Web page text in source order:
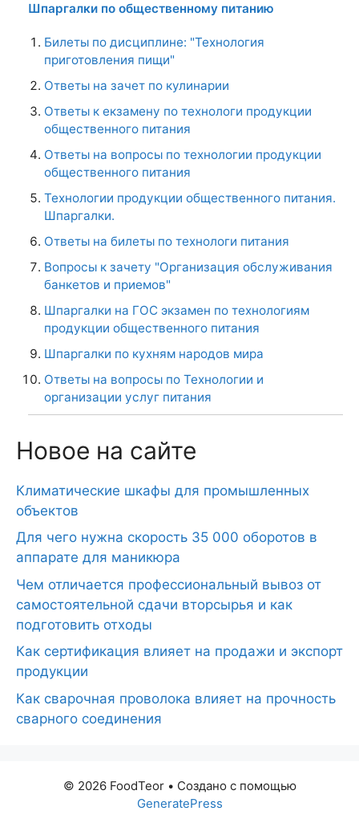
Шпаргалки по общественному питанию
Билеты по дисциплине: "Технология
приготовления пищи"
Ответы на зачет по кулинарии
Ответы к екзамену по технологи продукции
общественного питания
Ответы на вопросы по технологии продукции
общественного питания
Технологии продукции общественного питания.
Шпаргалки.
Ответы на билеты по технологи питания
Вопросы к зачету "Организация обслуживания
банкетов и приемов"
Шпаргалки на ГОС экзамен по технологиям
продукции общественного питания
Шпаргалки по кухням народов мира
Ответы на вопросы по Технологии и
организации услуг питания
Новое на сайте
Климатические шкафы для промышленных
объектов
Для чего нужна скорость 35 000 оборотов в
аппарате для маникюра
Чем отличается профессиональный вывоз от
самостоятельной сдачи вторсырья и как
подготовить отходы
Как сертификация влияет на продажи и экспорт
продукции
Как сварочная проволока влияет на прочность
сварного соединения
© 2026 FoodTeor• Создано с помощью
GeneratePress